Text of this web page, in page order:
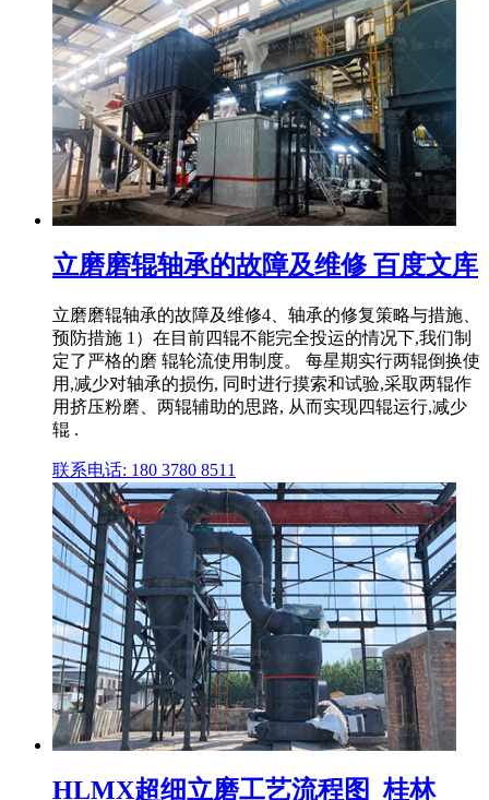
立磨磨辊轴承的故障及维修 百度文库
立磨磨辊轴承的故障及维修4、轴承的修复策略与措施、
预防措施 1）在目前四辊不能完全投运的情况下,我们制
定了严格的磨 辊轮流使用制度。 每星期实行两辊倒换使
用,减少对轴承的损伤, 同时进行摸索和试验,采取两辊作
用挤压粉磨、两辊辅助的思路, 从而实现四辊运行,减少
辊 .
联系电话: 180 3780 8511
HLMX超细立磨工艺流程图_桂林